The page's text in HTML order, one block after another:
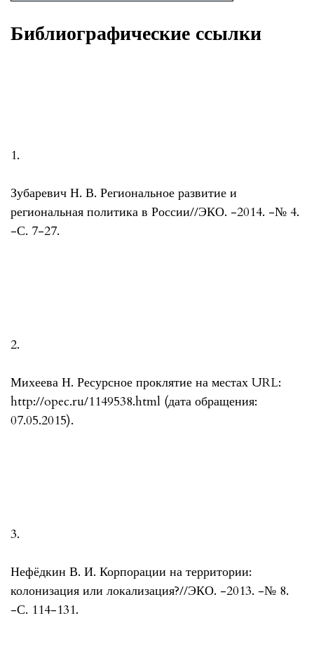
Библиографические ссылки
1.
Зубаревич Н. В. Региональное развитие и
региональная политика в России//ЭКО. -2014. -№ 4.
-С. 7-27.
2.
Михеева Н. Ресурсное проклятие на местах URL:
http://opec.ru/1149538.html (дата обращения:
07.05.2015).
3.
Нефёдкин В. И. Корпорации на территории:
колонизация или локализация?//ЭКО. -2013. -№ 8.
-С. 114-131.